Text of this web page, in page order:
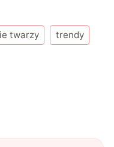
twarzy trendy